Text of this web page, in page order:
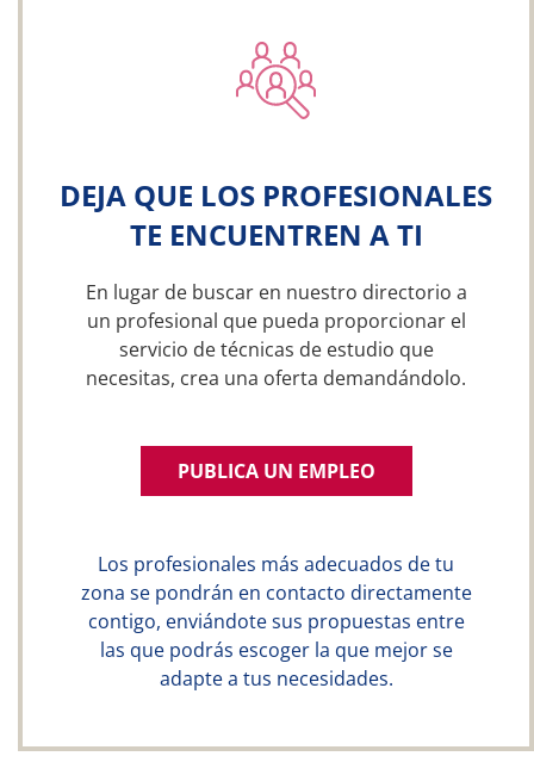
DEJA QUE LOS PROFESIONALES
TE ENCUENTREN A TI
En lugar de buscar en nuestro directorio a
un profesional que pueda proporcionar el
servicio de técnicas de estudio que
necesitas, crea una oferta demandándolo.
PUBLICA UN EMPLEO
Los profesionales más adecuados de tu
zona se pondrán en contacto directamente
contigo, enviándote sus propuestas entre
las que podrás escoger la que mejor se
adapte a tus necesidades.